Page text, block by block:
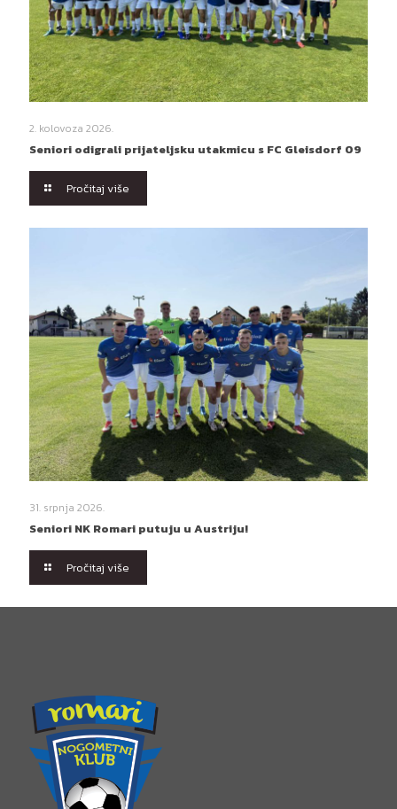
2. kolovoza 2026.
Seniori odigrali prijateljsku utakmicu s FC Gleisdorf 09
Pročitaj više
31. srpnja 2026.
Seniori NK Romari putuju u Austriju!
Pročitaj više